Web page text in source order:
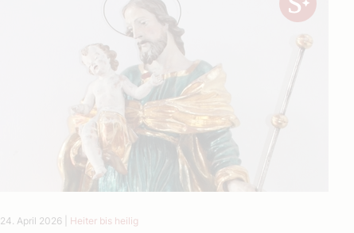
24. April 2026| Heiter bis heilig